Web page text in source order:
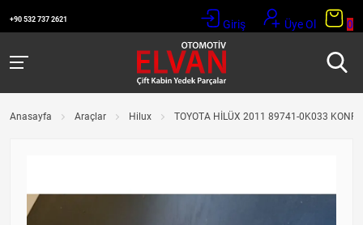
+90 532 737 2621 Giriş Üye Ol 0
Anasayfa Araçlar Hilux TOYOTA HİLÜX 2011 89741-0K033